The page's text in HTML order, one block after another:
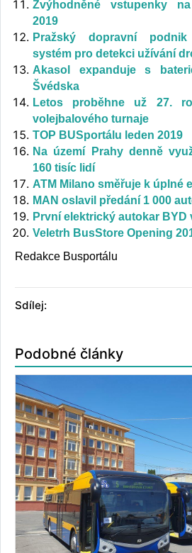
Zvýhodněné vstupenky
2019
Pražský dopravní
systém pro detekci užívání
Akasol expanduje s
Švédska
Letos proběhne už 27.
volejbalového turnaje
TOP BUSportálu leden 2019
Na území Prahy denně
160 tisíc lidí
ATM Milano směřuje k úplné
MAN oslavil předání 1 000
První elektrický autokar BYD
Veletrh BusStore Opening
Redakce Busportálu
Sdílej:
Podobné články